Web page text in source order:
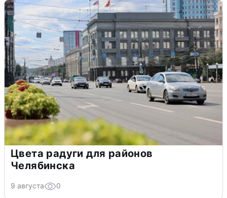
Цвета радуги для районов
Челябинска
9 августа 0